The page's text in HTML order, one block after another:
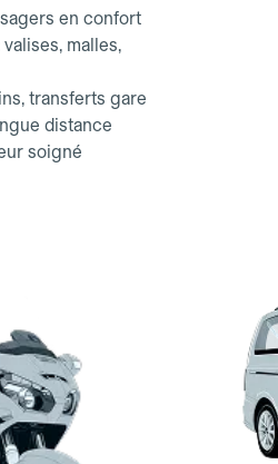
en confort
malles,
transferts gare
distance
soigné